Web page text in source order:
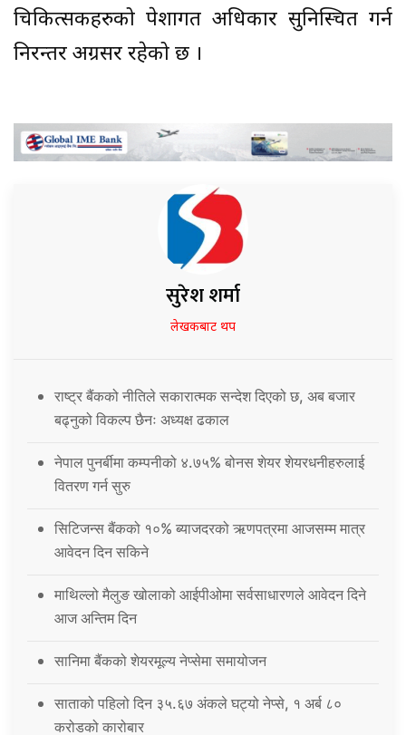
चिकित्सकहरुको पेशागत अधिकार सुनिस्चित गर्न
निरन्तर अग्रसर रहेको छ ।
सुरेश शर्मा
लेखकबाट थप
राष्ट्र बैंकको नीतिले सकारात्मक सन्देश दिएको छ, अब बजार
बढ्नुको विकल्प छैनः अध्यक्ष ढकाल
नेपाल पुनर्बीमा कम्पनीको ४.७५% बोनस शेयर शेयरधनीहरुलाई
वितरण गर्न सुरु
सिटिजन्स बैंकको १०% ब्याजदरको ऋणपत्रमा आजसम्म मात्र
आवेदन दिन सकिने
माथिल्लो मैलुङ खोलाको आईपीओमा सर्वसाधारणले आवेदन दिने
आज अन्तिम दिन
सानिमा बैंकको शेयरमूल्य नेप्सेमा समायोजन
साताको पहिलो दिन ३५.६७ अंकले घट्यो नेप्से, १ अर्ब ८०
करोडको कारोबार